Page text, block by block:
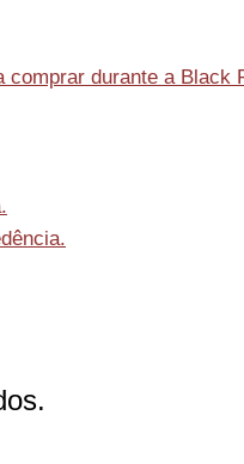
comprar durante a Black